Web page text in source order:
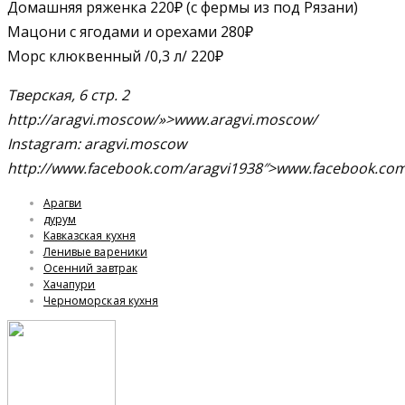
Домашняя ряженка 220₽ (с фермы из под Рязани)
Мацони с ягодами и орехами 280₽
Морс клюквенный /0,3 л/ 220₽
Тверская, 6 стр. 2
http://aragvi.moscow/»>www.aragvi.moscow/
Instagram: aragvi.moscow
http://www.facebook.com/
Арагви
дурум
Кавказская кухня
Ленивые вареники
Осенний завтрак
Хачапури
Черноморская кухня